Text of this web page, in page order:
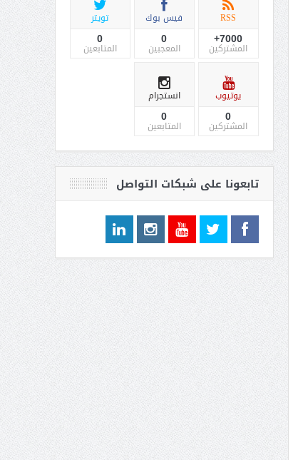
RSS
7000+
المشتركين
فيس بوك
0
المعجبين
تويتر
0
المتابعين
يوتيوب
0
المشتركين
انستجرام
0
المتابعين
تابعونا على شبكات التواصل